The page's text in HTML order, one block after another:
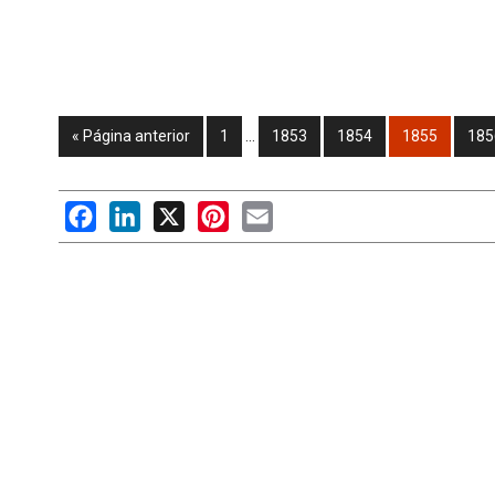
« Página anterior 1 1853 1854 1855
FacebookLinkedIn
X PinterestEmail